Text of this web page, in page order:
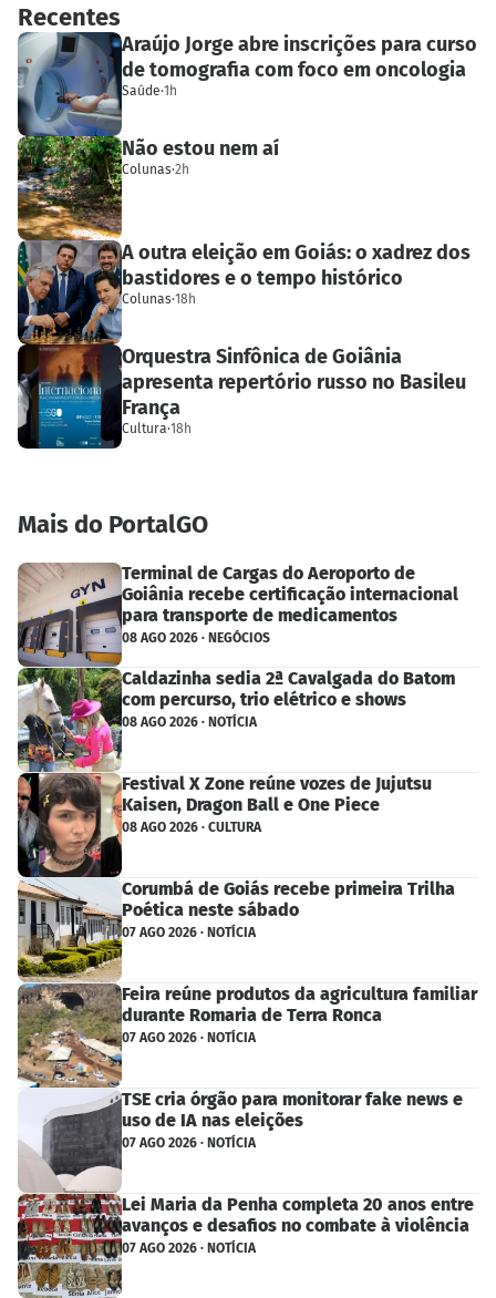
Recentes
Araújo Jorge abre inscrições para curso
de tomografia com foco em oncologia
Saúde·1h
Não estou nem aí
Colunas·2h
A outra eleição em Goiás: o xadrez dos
bastidores e o tempo histórico
Colunas·18h
Orquestra Sinfônica de Goiânia
apresenta repertório russo no Basileu
França
Cultura·18h
Mais do PortalGO
Terminal de Cargas do Aeroporto de
Goiânia recebe certificação internacional
para transporte de medicamentos
08 AGO 2026 · NEGÓCIOS
Caldazinha sedia 2ª Cavalgada do Batom
com percurso, trio elétrico e shows
08 AGO 2026 · NOTÍCIA
Festival X Zone reúne vozes de Jujutsu
Kaisen, Dragon Ball e One Piece
08 AGO 2026 · CULTURA
Corumbá de Goiás recebe primeira Trilha
Poética neste sábado
07 AGO 2026 · NOTÍCIA
Feira reúne produtos da agricultura familiar
durante Romaria de Terra Ronca
07 AGO 2026 · NOTÍCIA
TSE cria órgão para monitorar fake news e
uso de IA nas eleições
07 AGO 2026 · NOTÍCIA
Lei Maria da Penha completa 20 anos entre
avanços e desafios no combate à violência
07 AGO 2026 · NOTÍCIA